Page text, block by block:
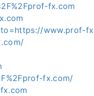
fx.com
www.prof-
fx.com/